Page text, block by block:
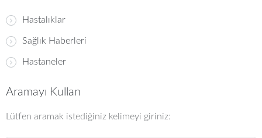
Hastalıklar
Sağlık Haberleri
Hastaneler
Aramayı Kullan
Lütfen aramak istediğiniz kelimeyi giriniz: